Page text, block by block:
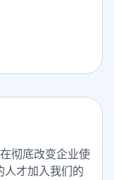
彻底改变企业使
人才加入我们的